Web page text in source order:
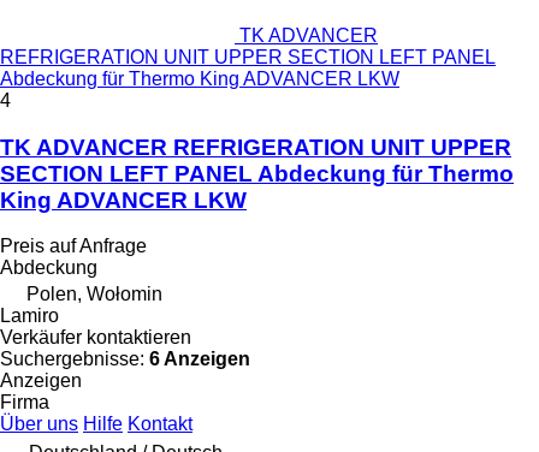
TK ADVANCER
REFRIGERATION UNIT UPPER SECTION LEFT PANEL
Abdeckung für Thermo King ADVANCER LKW
4
TK ADVANCER REFRIGERATION UNIT UPPER
SECTION LEFT PANEL Abdeckung für Thermo
King ADVANCER LKW
Preis auf Anfrage
Abdeckung
Polen, Wołomin
Lamiro
Verkäufer kontaktieren
Suchergebnisse: 6 Anzeigen
Anzeigen
Firma
Über uns Hilfe Kontakt